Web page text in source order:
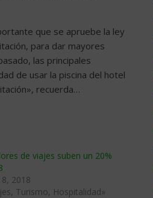
que se apruebe la ley
para dar mayores
las principales
de usar la piscina del hotel
recuerda…
de viajes suben un 20%
2018
Turismo, Hospitalidad»